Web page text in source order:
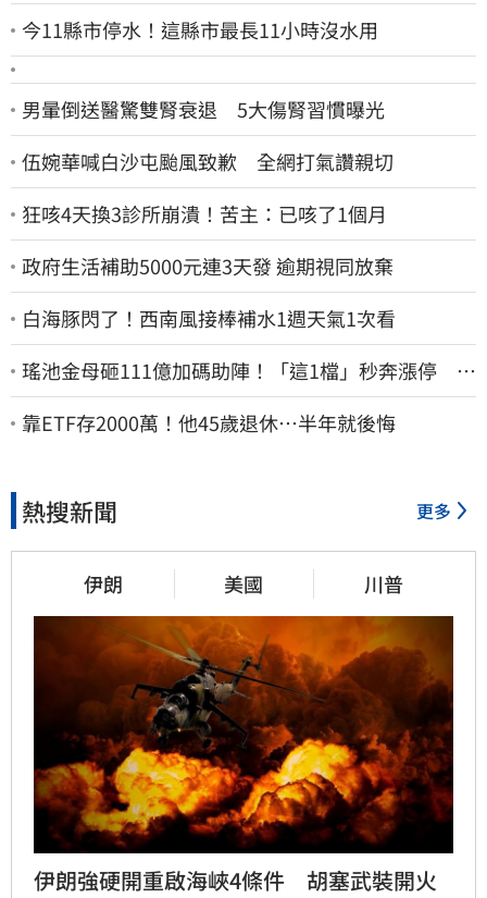
今11縣市停水！這縣市最長11小時沒水用
男暈倒送醫驚雙腎衰退 5大傷腎習慣曝光
伍婉華喊白沙屯颱風致歉 全網打氣讚親切
狂咳4天換3診所崩潰！苦主：已咳了1個月
政府生活補助5000元連3天發 逾期視同放棄
白海豚閃了！西南風接棒補水1週天氣1次看
瑤池金母砸111億加碼助陣！「這1檔」秒奔漲停 帶
領散熱雙雄點火
靠ETF存2000萬！他45歲退休…半年就後悔
熱搜新聞 更多
伊朗 美國 川普
伊朗強硬開重啟海峽4條件　胡塞武裝開火